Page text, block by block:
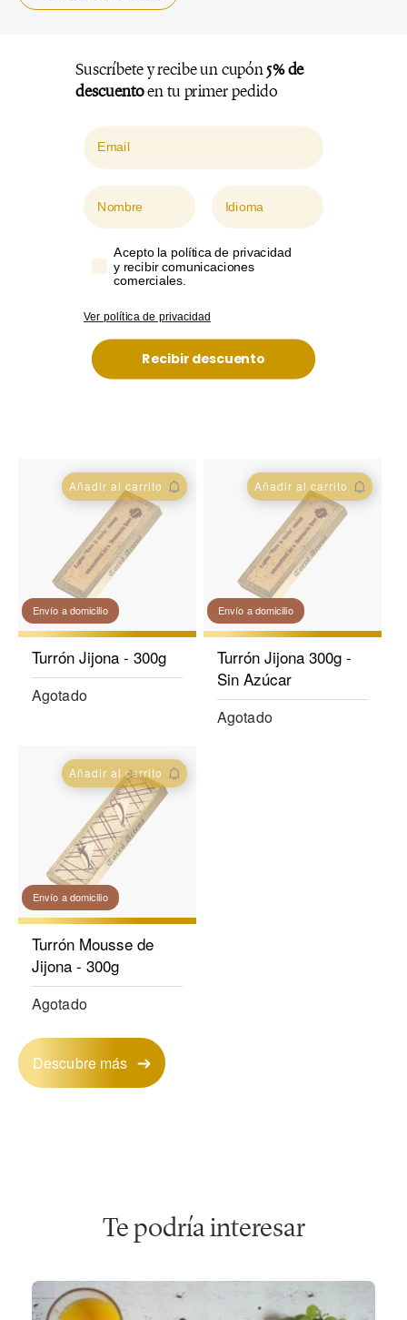
Suscríbete y recibe un cupón5% de
descuentoen tu primer pedido
Email
Nombre Idioma
Acepto la política de privacidad
y recibir comunicaciones
comerciales.
Ver política de privacidad
Recibir descuento
Envío a domicilio
Turrón Jijona - 300g
Agotado
Añadir al carrito
Envío a domicilio
Turrón Jijona 300g -
Sin Azúcar
Agotado
Añadir al carrito
Envío a domicilio
Turrón Mousse de
Jijona - 300g
Agotado
Añadir al carrito
Descubre más
Te podría interesar